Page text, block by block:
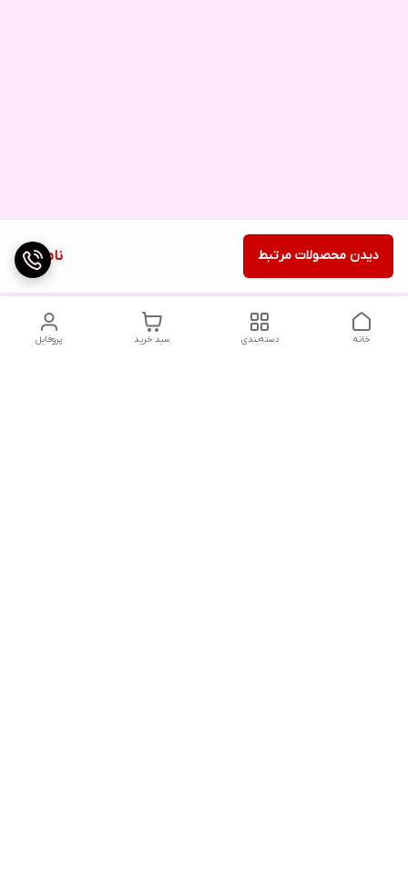
ناموجود دیدن محصولات مرتبط
پروفایل سبد خرید دسته‌بندی خانه